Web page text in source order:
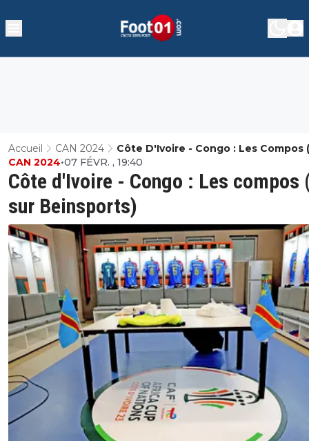
Accueil CAN 2024
Côte D'Ivoire - Congo : Les Compos
Sur Beinsports)
Côte d'Ivoire - Congo : Les compos
sur Beinsports)
CAN 2024•07 FÉVR. , 19:40